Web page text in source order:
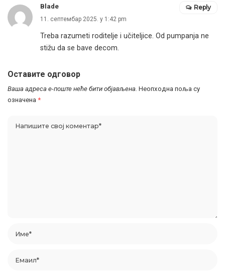
Blade
11. септембар 2025. у 1:42 pm
Treba razumeti roditelje i učiteljice. Od pumpanja ne
stižu da se bave decom.
Reply
Оставите одговор
Ваша адреса е-поште неће бити објављена. Неопходна поља су
означена *